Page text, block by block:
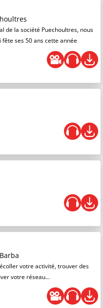
de la société Puechoultres, nous
ses 50 ans cette année
votre activité, trouver des
votre réseau…